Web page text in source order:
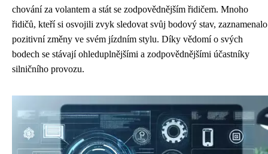
chování za volantem a stát se zodpovědnějším řidičem. Mnoho
řidičů, kteří si osvojili zvyk sledovat svůj bodový stav, zaznamenalo
pozitivní změny ve svém jízdním stylu. Díky vědomí o svých
bodech se stávají ohleduplnějšími a zodpovědnějšími účastníky
silničního provozu.